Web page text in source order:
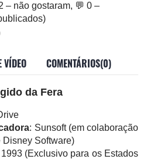
– não gostaram, 💬 0 –
VÍDEO COMENTÁRIOS(0)
da Fera
: Sunsoft (em colaboração
Disney Software)
1993 (Exclusivo para os Estados